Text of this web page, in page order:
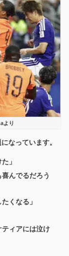
より
なっています。
」
んでるだろう
くなる」
ティアには泣け